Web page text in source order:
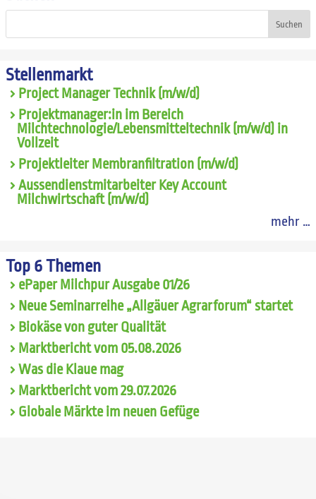
Suchen
Stellenmarkt
Project Manager Technik (m/w/d)
Projektmanager:in im Bereich
Milchtechnologie/Lebensmitteltechnik (m/w/d) in
Vollzeit
Projektleiter Membranfiltration (m/w/d)
Aussendienstmitarbeiter Key Account
Milchwirtschaft (m/w/d)
mehr …
Top 6 Themen
ePaper Milchpur Ausgabe 01/26
Neue Seminarreihe „Allgäuer Agrarforum“ startet
Biokäse von guter Qualität
Marktbericht vom 05.08.2026
Was die Klaue mag
Marktbericht vom 29.07.2026
Globale Märkte im neuen Gefüge